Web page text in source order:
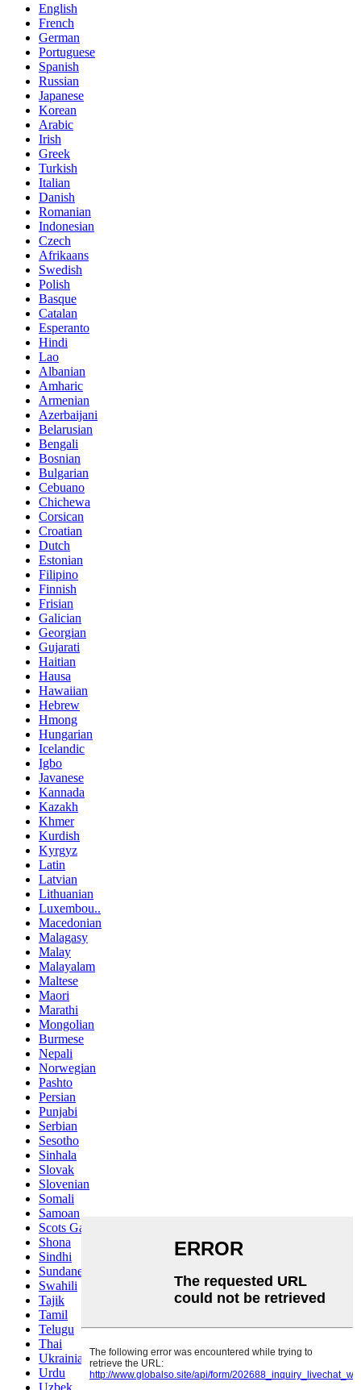
English
French
German
Portuguese
Spanish
Russian
Japanese
Korean
Arabic
Irish
Greek
Turkish
Italian
Danish
Romanian
Indonesian
Czech
Afrikaans
Swedish
Polish
Basque
Catalan
Esperanto
Hindi
Lao
Albanian
Amharic
Armenian
Azerbaijani
Belarusian
Bengali
Bosnian
Bulgarian
Cebuano
Chichewa
Corsican
Croatian
Dutch
Estonian
Filipino
Finnish
Frisian
Galician
Georgian
Gujarati
Haitian
Hausa
Hawaiian
Hebrew
Hmong
Hungarian
Icelandic
Igbo
Javanese
Kannada
Kazakh
Khmer
Kurdish
Kyrgyz
Latin
Latvian
Lithuanian
Luxembou..
Macedonian
Malagasy
Malay
Malayalam
Maltese
Maori
Marathi
Mongolian
Burmese
Nepali
Norwegian
Pashto
Persian
Punjabi
Serbian
Sesotho
Sinhala
Slovak
Slovenian
Somali
Samoan
Scots Gaelic
Shona
Sindhi
Sundanese
Swahili
Tajik
Tamil
Telugu
Thai
Ukrainian
Urdu
Uzbek